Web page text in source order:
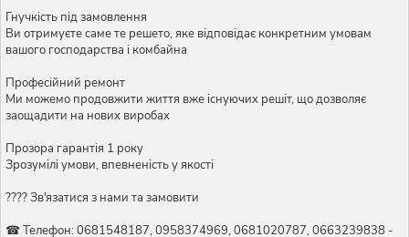
Гнучкість під замовлення
Ви отримуєте саме те решето, яке відповідає конкретним умовам
вашого господарства і комбайна
Професійний ремонт
Ми можемо продовжити життя вже існуючих решіт, що дозволяє
заощадити на нових виробах
Прозора гарантія 1 року
Зрозумілі умови, впевненість у якості
???? Зв'язатися з нами та замовити
☎ Телефон: 0681548187, 0958374969, 0681020787, 0663239838 -